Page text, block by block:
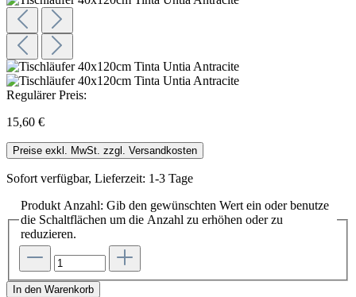
Regulärer Preis:
15,60 €
Preise exkl. MwSt. zzgl. Versandkosten
Sofort verfügbar, Lieferzeit: 1-3 Tage
Produkt Anzahl: Gib den gewünschten Wert ein oder benutze
die Schaltflächen um die Anzahl zu erhöhen oder zu
reduzieren.
In den Warenkorb